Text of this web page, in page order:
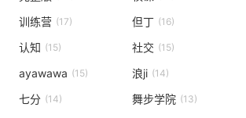
训练营 (17) 但丁 (16)
认知 (15) 社交 (15)
ayawawa (15) 浪ji (14)
七分 (14) 舞步学院 (13)